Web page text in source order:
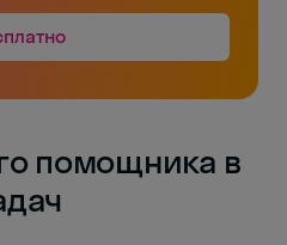
помощника в